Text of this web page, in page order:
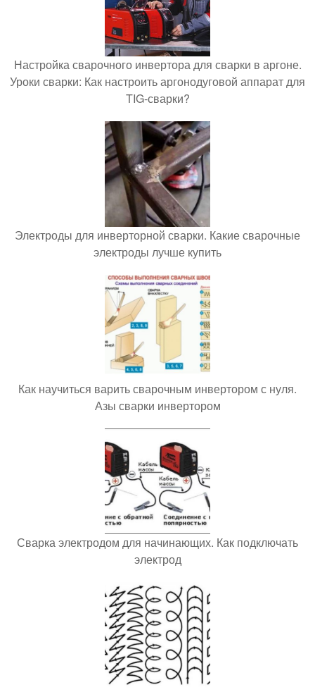
Настройка сварочного инвертора для сварки в аргоне.
Уроки сварки: Как настроить аргонодуговой аппарат для
TIG-сварки?
Электроды для инверторной сварки. Какие сварочные
электроды лучше купить
Как научиться варить сварочным инвертором с нуля.
Азы сварки инвертором
Сварка электродом для начинающих. Как подключать
электрод